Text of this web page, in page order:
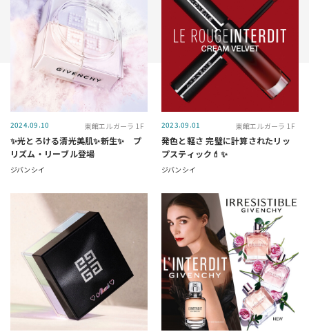
2024.09.10 東館エルガーラ 1F
✨光とろける清光美肌✨新生✨ プ
リズム・リーブル登場
ジバンシイ
2023.09.01 東館エルガーラ 1F
発色と軽さ 完璧に計算されたリッ
プスティック💄✨
ジバンシイ